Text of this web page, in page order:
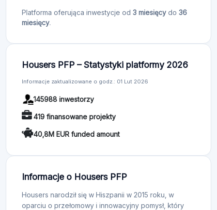
Platforma oferująca inwestycje od 3 miesięcy do 36
miesięcy.
Housers PFP – Statystyki platformy 2026
Informacje zaktualizowane o godz.: 01 Lut 2026
145988 inwestorzy
419 finansowane projekty
40,8M EUR funded amount
Informacje o Housers PFP
Housers narodził się w Hiszpanii w 2015 roku, w
oparciu o przełomowy i innowacyjny pomysł, który